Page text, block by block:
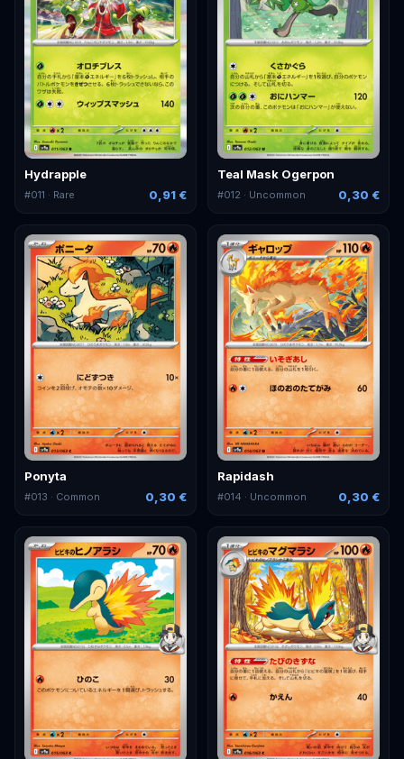
Hydrapple
#011 · Rare 0,91 €
Teal Mask Ogerpon
#012 · Uncommon 0,30 €
Ponyta
#013 · Common 0,30 €
Rapidash
#014 · Uncommon 0,30 €